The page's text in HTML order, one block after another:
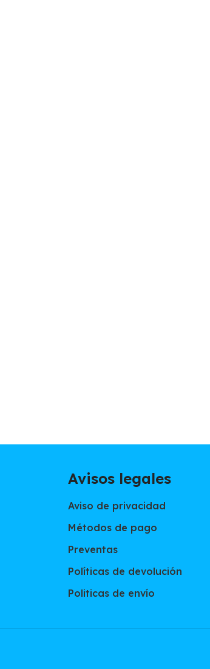
Avisos legales
Aviso de privacidad
Métodos de pago
Preventas
Políticas de devolución
Politicas de envío